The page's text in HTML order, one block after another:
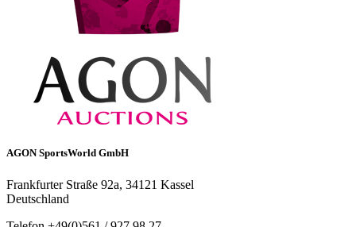
AGON SportsWorld GmbH
Frankfurter Straße 92a, 34121 Kassel
Deutschland